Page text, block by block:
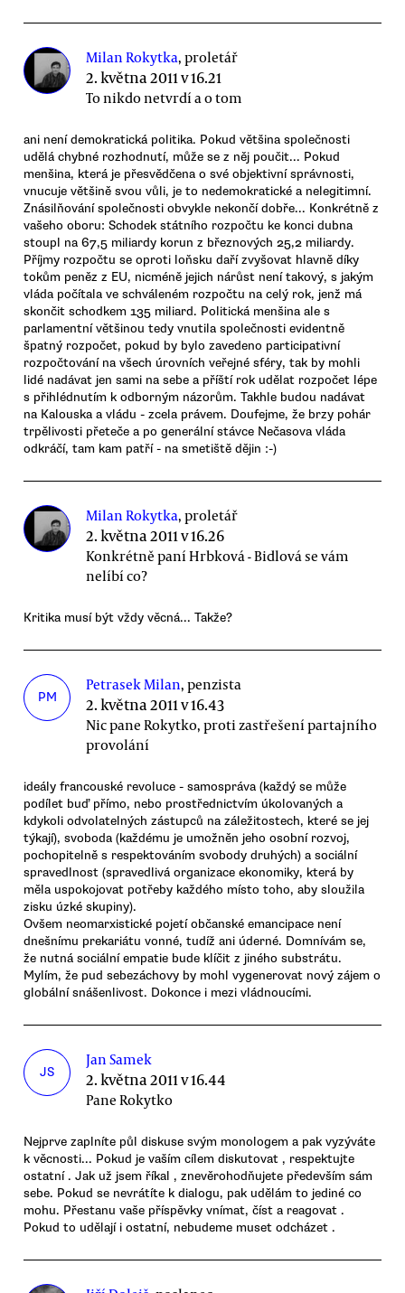
Milan Rokytka, proletář
2. května 2011 v 16.21
To nikdo netvrdí a o tom
ani není demokratická politika. Pokud většina společnosti
udělá chybné rozhodnutí, může se z něj poučit... Pokud
menšina, která je přesvědčena o své objektivní správnosti,
vnucuje většině svou vůli, je to nedemokratické a nelegitimní.
Znásilňování společnosti obvykle nekončí dobře... Konkrétně z
vašeho oboru: Schodek státního rozpočtu ke konci dubna
stoupl na 67,5 miliardy korun z březnových 25,2 miliardy.
Příjmy rozpočtu se oproti loňsku daří zvyšovat hlavně díky
tokům peněz z EU, nicméně jejich nárůst není takový, s jakým
vláda počítala ve schváleném rozpočtu na celý rok, jenž má
skončit schodkem 135 miliard. Politická menšina ale s
parlamentní většinou tedy vnutila společnosti evidentně
špatný rozpočet, pokud by bylo zavedeno participativní
rozpočtování na všech úrovních veřejné sféry, tak by mohli
lidé nadávat jen sami na sebe a příští rok udělat rozpočet lépe
s přihlédnutím k odborným názorům. Takhle budou nadávat
na Kalouska a vládu - zcela právem. Doufejme, že brzy pohár
trpělivosti přeteče a po generální stávce Nečasova vláda
odkráčí, tam kam patří - na smetiště dějin :-)
Milan Rokytka, proletář
2. května 2011 v 16.26
Konkrétně paní Hrbková - Bidlová se vám
nelíbí co?
Kritika musí být vždy věcná... Takže?
PM
Petrasek Milan, penzista
2. května 2011 v 16.43
Nic pane Rokytko, proti zastřešení partajního
provolání
ideály francouské revoluce - samospráva (každý se může
podílet buď přímo, nebo prostřednictvím úkolovaných a
kdykoli odvolatelných zástupců na záležitostech, které se jej
týkají), svoboda (každému je umožněn jeho osobní rozvoj,
pochopitelně s respektováním svobody druhých) a sociální
spravedlnost (spravedlivá organizace ekonomiky, která by
měla uspokojovat potřeby každého místo toho, aby sloužila
zisku úzké skupiny).
Ovšem neomarxistické pojetí občanské emancipace není
dnešnímu prekariátu vonné, tudíž ani úderné. Domnívám se,
že nutná sociální empatie bude klíčit z jiného substrátu.
Mylím, že pud sebezáchovy by mohl vygenerovat nový zájem o
globální snášenlivost. Dokonce i mezi vládnoucími.
JS
Jan Samek
2. května 2011 v 16.44
Pane Rokytko
Nejprve zaplníte půl diskuse svým monologem a pak vyzýváte
k věcnosti... Pokud je vaším cílem diskutovat , respektujte
ostatní . Jak už jsem říkal , znevěrohodňujete především sám
sebe. Pokud se nevrátíte k dialogu, pak udělám to jediné co
mohu. Přestanu vaše příspěvky vnímat, číst a reagovat .
Pokud to udělají i ostatní, nebudeme muset odcházet .